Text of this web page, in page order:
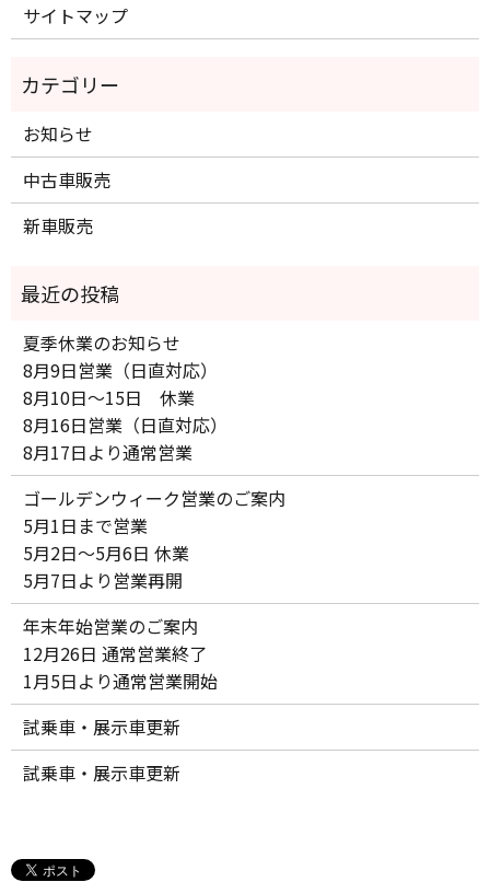
サイトマップ
お知らせ
中古車販売
新車販売
夏季休業のお知らせ
8月9日営業（日直対応）
8月10日～15日 休業
8月16日営業（日直対応）
8月17日より通常営業
ゴールデンウィーク営業のご案内
5月1日まで営業
5月2日～5月6日 休業
5月7日より営業再開
年末年始営業のご案内
12月26日 通常営業終了
1月5日より通常営業開始
試乗車・展示車更新
試乗車・展示車更新